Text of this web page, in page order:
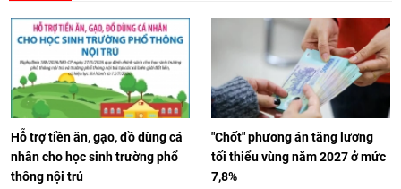
[Video] Âm nhạc flamenco gắn kết văn
hoá Việt Nam - Tây Ban Nha
11:10 17/06/2026
[Video] Trao tặng Kỷ niệm chương "Vì
Hỗ trợ tiền ăn, gạo, đồ dùng cá
nhân cho học sinh trường phổ
thông nội trú
"Chốt" phương án tăng lương
tối thiểu vùng năm 2027 ở mức
7,8%